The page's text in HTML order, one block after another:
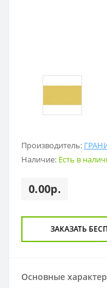
Производитель:
Наличие: Есть в
0.00р.
ЗАКАЗАТЬ
Основные